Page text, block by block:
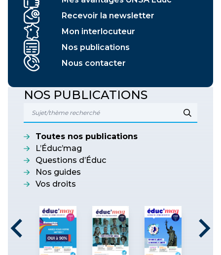
Recevoir la newsletter
Mon interlocuteur
Nos publications
Nous contacter
NOS PUBLICATIONS
Toutes nos publications
L’Éduc’mag
Questions d’Éduc
Nos guides
Vos droits